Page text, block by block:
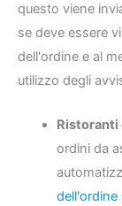
questo viene
se deve essere
dell'ordine e al
utilizzo degli
Ristoranti
ordini da
dell'ordine